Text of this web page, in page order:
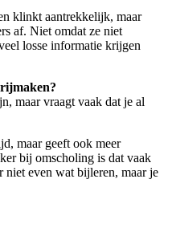
klinkt aantrekkelijk, maar
af. Niet omdat ze niet
losse informatie krijgen
maar vraagt vaak dat je al
maar geeft ook meer
bij omscholing is dat vaak
niet even wat bijleren, maar je